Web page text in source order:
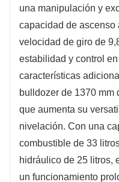
una manipulación y
capacidad de ascenso
velocidad de giro de
estabilidad y control
características
bulldozer de 1370 mm
que aumenta su
nivelación. Con una
combustible de 33
hidráulico de 25 litros,
un funcionamiento